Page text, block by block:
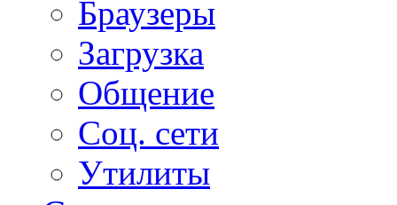
Браузеры
Загрузка
Общение
Соц. сети
Утилиты